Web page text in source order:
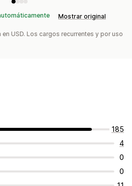
Mostrar original
USD. Los cargos recurrentes y por uso
185
4
0
0